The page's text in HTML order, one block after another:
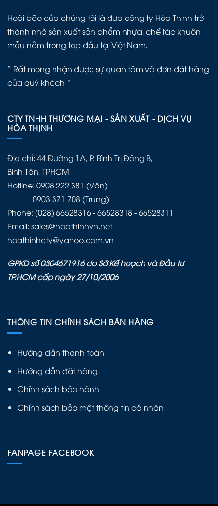
Hoài bão của chúng tôi là đưa công ty Hòa Thịnh trở
thành nhà sản xuất sản phẩm nhựa, chế tác khuôn
mẫu nằm trong top đầu tại Việt Nam.
“ Rất mong nhận được sự quan tâm và đơn đặt hàng
của quý khách “
CTY TNHH THƯƠNG MẠI - SẢN XUẤT - DỊCH VỤ
HÒA THỊNH
Địa chỉ: 44 Đường 1A, P. Bình Trị Đông B,
Bình Tân, TPHCM
Hotline: 0908 222 381 (Văn)
0903 371 708 (Trung)
Phone: (028) 66528316 - 66528318 - 66528311
Email: sales@hoathinhvn.net -
hoathinhcty@yahoo.com.vn
GPKD số 0304671916 do Sở Kế hoạch và Đầu tư
TP.HCM cấp ngày 27/10/2006
THÔNG TIN CHÍNH SÁCH BÁN HÀNG
Hướng dẫn thanh toán
Hướng dẫn đặt hàng
Chính sách bảo hành
Chính sách bảo mật thông tin cá nhân
FANPAGE FACEBOOK